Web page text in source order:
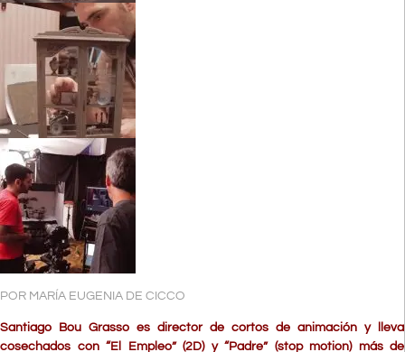
POR MARÍA EUGENIA DE CICCO
Santiago Bou Grasso es director de cortos de animación y lleva
cosechados con “El Empleo” (2D) y “Padre” (stop motion) más de